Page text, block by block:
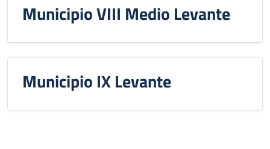
Municipio VIII Medio Levante
Municipio IX Levante